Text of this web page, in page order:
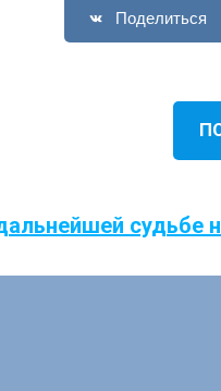
Поделиться
судьбе